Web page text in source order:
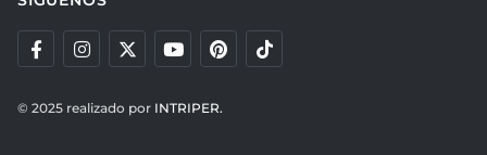
© 2025 realizado por INTRIPER.